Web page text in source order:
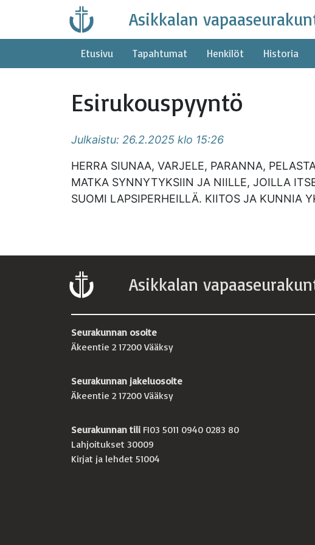
content
Asikkalan
Etusivu Tapahtumat Henkilöt Historia
Esirukouspyyntö
Julkaistu: 26.2.2025 klo 15:26
HERRA SIUNAA, VARJELE, PARANNA,
MATKA SYNNYTYKSIIN JA NIILLE, JOILLA
SUOMI LAPSIPERHEILLÄ. KIITOS JA KUNNIA
Asikkalan
Seurakunnan osoite
Äkeentie 2 17200 Vääksy
Seurakunnan jakeluosoite
Äkeentie 2 17200 Vääksy
Seurakunnan tili FI03 5011 0940 0283 80
Lahjoitukset 30009
Kirjat ja lehdet 51004